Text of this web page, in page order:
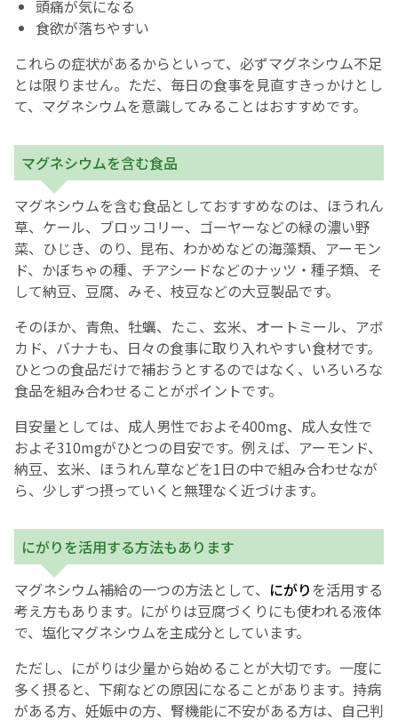
頭痛が気になる
食欲が落ちやすい
これらの症状があるからといって、必ずマグネシウム不足
とは限りません。ただ、毎日の食事を見直すきっかけとし
て、マグネシウムを意識してみることはおすすめです。
マグネシウムを含む食品
マグネシウムを含む食品としておすすめなのは、ほうれん
草、ケール、ブロッコリー、ゴーヤーなどの緑の濃い野
菜、ひじき、のり、昆布、わかめなどの海藻類、アーモン
ド、かぼちゃの種、チアシードなどのナッツ・種子類、そ
して納豆、豆腐、みそ、枝豆などの大豆製品です。
そのほか、青魚、牡蠣、たこ、玄米、オートミール、アボ
カド、バナナも、日々の食事に取り入れやすい食材です。
ひとつの食品だけで補おうとするのではなく、いろいろな
食品を組み合わせることがポイントです。
目安量としては、成人男性でおよそ400mg、成人女性で
およそ310mgがひとつの目安です。例えば、アーモンド、
納豆、玄米、ほうれん草などを1日の中で組み合わせなが
ら、少しずつ摂っていくと無理なく近づけます。
にがりを活用する方法もあります
マグネシウム補給の一つの方法として、 にがり を活用する
考え方もあります。にがりは豆腐づくりにも使われる液体
で、塩化マグネシウムを主成分としています。
ただし、にがりは少量から始めることが大切です。一度に
多く摂ると、下痢などの原因になることがあります。持病
がある方、妊娠中の方、腎機能に不安がある方は、自己判